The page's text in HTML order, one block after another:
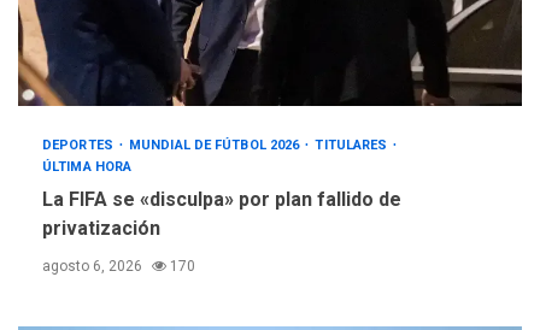
DEPORTES MUNDIAL DE FÚTBOL 2026
TITULARES
ÚLTIMA HORA
La FIFA se «disculpa» por plan fallido de
privatización
agosto 6, 2026 170